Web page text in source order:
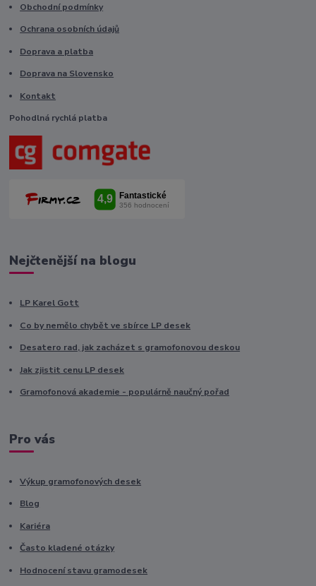
Obchodní podmínky
Ochrana osobních údajů
Doprava a platba
Doprava na Slovensko
Kontakt
Pohodlná rychlá platba
Nejčtenější na blogu
LP Karel Gott
Co by nemělo chybět ve sbírce LP desek
Desatero rad, jak zacházet s gramofonovou deskou
Jak zjistit cenu LP desek
Gramofonová akademie - populárně naučný pořad
Pro vás
Výkup gramofonových desek
Blog
Kariéra
Často kladené otázky
Hodnocení stavu gramodesek